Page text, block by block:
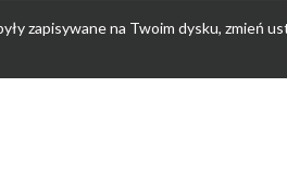
zapisywane na Twoim dysku, zmień